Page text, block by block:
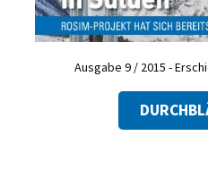
Ausgabe 9 / 2015 -